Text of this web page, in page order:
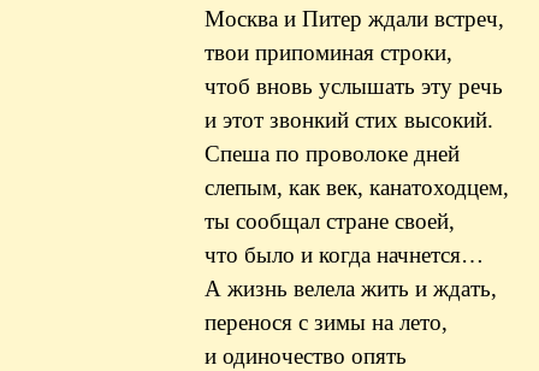
Москва и Питер ждали встреч,
твои припоминая строки,
чтоб вновь услышать эту речь
и этот звонкий стих высокий.
Спеша по проволоке дней
слепым, как век, канатоходцем,
ты сообщал стране своей,
что было и когда начнется…
А жизнь велела жить и ждать,
перенося с зимы на лето,
и одиночество опять